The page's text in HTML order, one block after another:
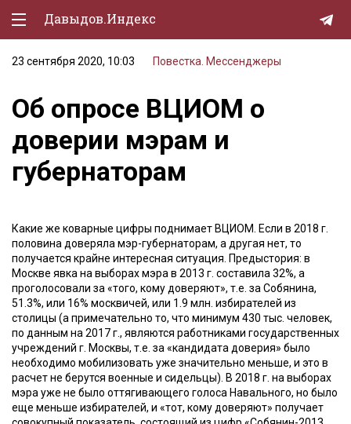
Давыдов.Индекс
Политическая жизнь
Экономика
Природа
Образование
Культура
Lifestyle
Мурзилка
23 сентября 2020, 10:03 Повестка. Мессенджеры
Об опросе ВЦИОМ о
доверии мэрам и
губернаторам
Какие же коварные цифры поднимает ВЦИОМ. Если в 2018 г.
половина доверяла мэр-губернаторам, а другая нет, то
получается крайне интересная ситуация. Предыстория: в
Москве явка на выборах мэра в 2013 г. составила 32%, а
проголосовали за «того, кому доверяют», т.е. за Собянина,
51.3%, или 16% москвичей, или 1.9 млн. избирателей из
столицы (а примечательно то, что минимум 430 тыс. человек,
по данным на 2017 г., являются работниками государственных
учреждений г. Москвы, т.е. за «кандидата доверия» было
необходимо мобилизовать уже значительно меньше, и это в
расчет не берутся военные и сидельцы). В 2018 г. на выборах
мэра уже не было оттягивающего голоса Навального, но было
еще меньше избирателей, и «тот, кому доверяют» получает